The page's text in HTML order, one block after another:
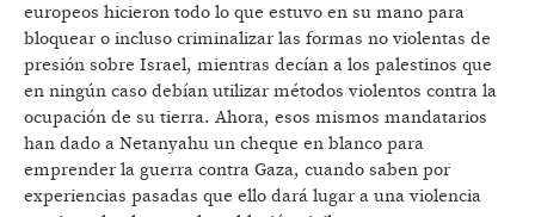
europeos hicieron todo lo que estuvo en su mano para
bloquear o incluso criminalizar las formas no violentas de
presión sobre Israel, mientras decían a los palestinos que
en ningún caso debían utilizar métodos violentos contra la
ocupación de su tierra. Ahora, esos mismos mandatarios
han dado a Netanyahu un cheque en blanco para
emprender la guerra contra Gaza, cuando saben por
experiencias pasadas que ello dará lugar a una violencia